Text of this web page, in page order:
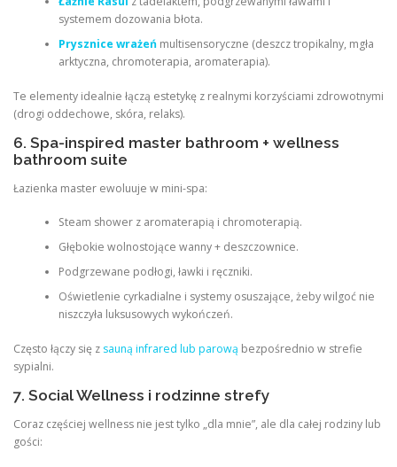
systemem dozowania błota.
Prysznice wrażeńmultisensoryczne (deszcz tropikalny, mgła
arktyczna, chromoterapia, aromaterapia).
Te elementy idealnie łączą estetykę z realnymi korzyściami zdrowotnymi
(drogi oddechowe, skóra, relaks).
6. Spa-inspired master bathroom + wellness
bathroom suite
Łazienka master ewoluuje w mini-spa:
Steam shower z aromaterapią i chromoterapią.
Głębokie wolnostojące wanny + deszczownice.
Podgrzewane podłogi, ławki i ręczniki.
Oświetlenie cyrkadialne i systemy osuszające, żeby wilgoć nie
niszczyła luksusowych wykończeń.
Często łączy się z sauną infrared lub parową bezpośrednio w strefie
sypialni.
7. Social Wellness i rodzinne strefy
Coraz częściej wellness nie jest tylko „dla mnie”, ale dla całej rodziny lub
gości: